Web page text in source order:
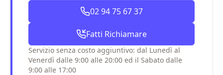
02 94 75 67 37
Fatti Richiamare
Servizio senza costo aggiuntivo: dal Lunedì al
Venerdì dalle 9:00 alle 20:00 ed il Sabato dalle
9:00 alle 17:00